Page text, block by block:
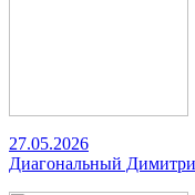
27.05.2026
Диагональный